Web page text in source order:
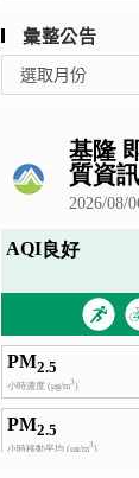
彙整公告
整
選取月份